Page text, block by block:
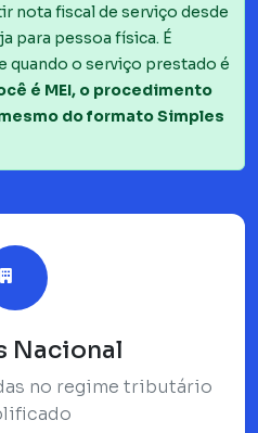
nota fiscal de serviço desde
para pessoa física. É
o serviço prestado é
é MEI, o procedimento
do formato Simples
Nacional
no regime tributário